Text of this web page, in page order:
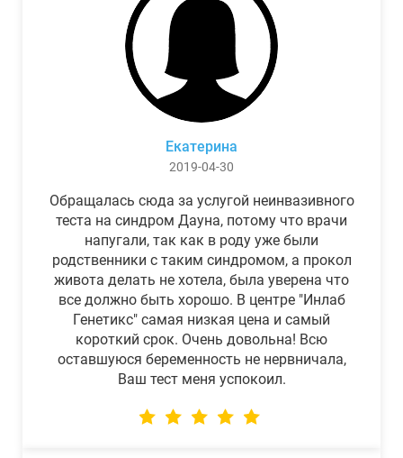
Екатерина
2019-04-30
Обращалась сюда за услугой неинвазивного
теста на синдром Дауна, потому что врачи
напугали, так как в роду уже были
родственники с таким синдромом, а прокол
живота делать не хотела, была уверена что
все должно быть хорошо. В центре "Инлаб
Генетикс" самая низкая цена и самый
короткий срок. Очень довольна! Всю
оставшуюся беременность не нервничала,
Ваш тест меня успокоил.